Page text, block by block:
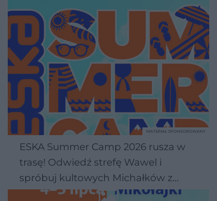
ESKA Summer Camp 2026 rusza w
trasę! Odwiedź strefę Wawel i
spróbuj kultowych Michałków z
Wawelu
MATERIAŁ SPONSOROWANY